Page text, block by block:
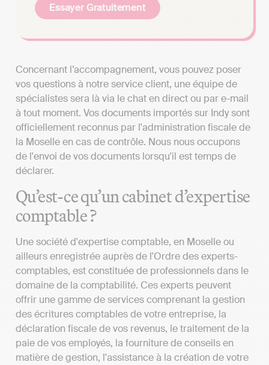
Essayer Gratuitement
Concernant l’accompagnement, vous pouvez poser
vos questions à notre service client, une équipe de
spécialistes sera là via le chat en direct ou par e-mail
à tout moment. Vos documents importés sur Indy sont
officiellement reconnus par l'administration fiscale de
la Moselle en cas de contrôle. Nous nous occupons
de l'envoi de vos documents lorsqu'il est temps de
déclarer.
Qu’est-ce qu’un cabinet d’expertise
comptable ?
Une société d'expertise comptable, en Moselle ou
ailleurs enregistrée auprès de l'Ordre des experts-
comptables, est constituée de professionnels dans le
domaine de la comptabilité. Ces experts peuvent
offrir une gamme de services comprenant la gestion
des écritures comptables de votre entreprise, la
déclaration fiscale de vos revenus, le traitement de la
paie de vos employés, la fourniture de conseils en
matière de gestion, l'assistance à la création de votre